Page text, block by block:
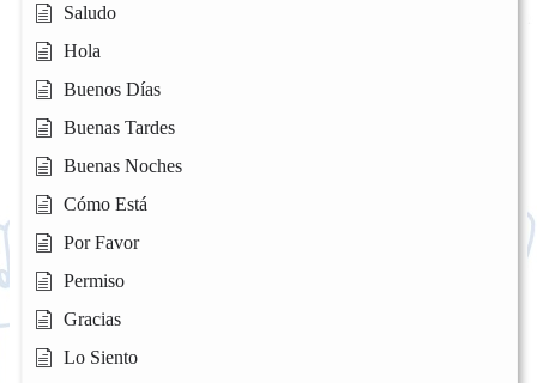
Saludo
Hola
Buenos Días
Buenas Tardes
Buenas Noches
Cómo Está
Por Favor
Permiso
Gracias
Lo Siento